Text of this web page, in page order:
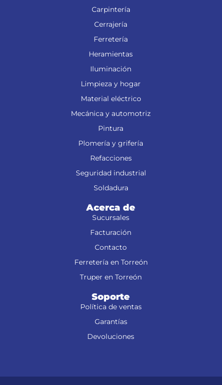
Carpintería
Cerrajería
Ferretería
Heramientas
Iluminación
Limpieza y hogar
Material eléctrico
Mecánica y automotriz
Pintura
Plomería y grifería
Refacciones
Seguridad industrial
Soldadura
Acerca de
Sucursales
Facturación
Contacto
Ferretería en Torreón
Truper en Torreón
Soporte
Política de ventas
Garantías
Devoluciones